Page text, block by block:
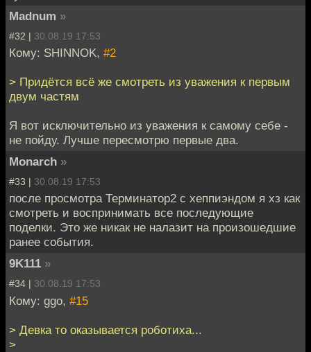
Madnum »
#32 | 30.08.19 17:53
Кому: SHINNOK, #2
> Придётся всё же смотреть из уважения к первым
двум частям
Я вот исключительно из уважения к самому себе -
не пойду. Лучше пересмотрю первые два.
Monarch »
#33 | 30.08.19 17:53
после просмотра Терминатор2 с хеппиэндом я хз как
смотреть и воспринимать все последующие
поделки. Это же никак не налазит на произошедшие
ранее события.
9K111 »
#34 | 30.08.19 17:53
Кому: ggo, #15
> Девка то оказывается роботиха...
>